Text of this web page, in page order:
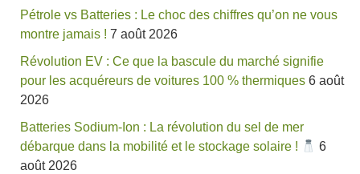
Pétrole vs Batteries : Le choc des chiffres qu’on ne vous
montre jamais ! 7 août 2026
Révolution EV : Ce que la bascule du marché signifie
pour les acquéreurs de voitures 100 % thermiques 6 août
2026
Batteries Sodium-Ion : La révolution du sel de mer
débarque dans la mobilité et le stockage solaire !
6
août 2026